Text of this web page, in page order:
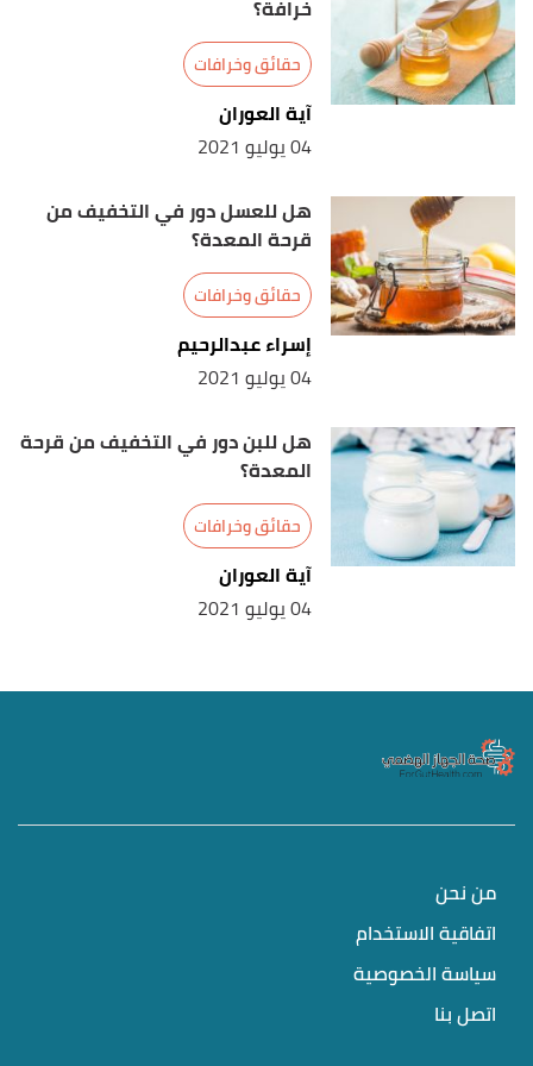
خرافة؟
حقائق وخرافات
آية العوران
04 يوليو 2021
هل للعسل دور في التخفيف من
قرحة المعدة؟
حقائق وخرافات
إسراء عبدالرحيم
04 يوليو 2021
هل للبن دور في التخفيف من قرحة
المعدة؟
حقائق وخرافات
آية العوران
04 يوليو 2021
من نحن
اتفاقية الاستخدام
سياسة الخصوصية
اتصل بنا